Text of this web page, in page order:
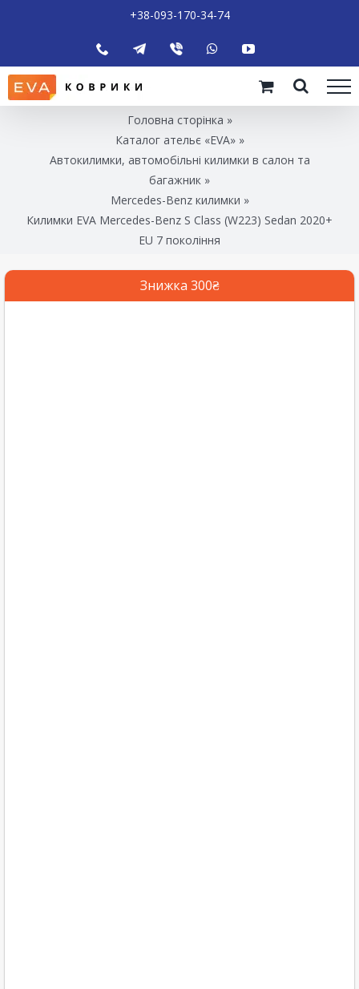
+38-093-170-34-74
Головна сторінка »
Каталог ательє «EVA»»
Автокилимки, автомобільні килимки в салон та
багажник »
Mercedes-Benz килимки »
Килимки EVA Mercedes-Benz S Class (W223) Sedan 2020+
EU 7 покоління
Знижка 300₴